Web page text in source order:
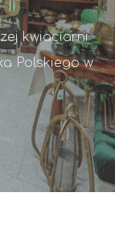
kwiaciarni
Polskiego w